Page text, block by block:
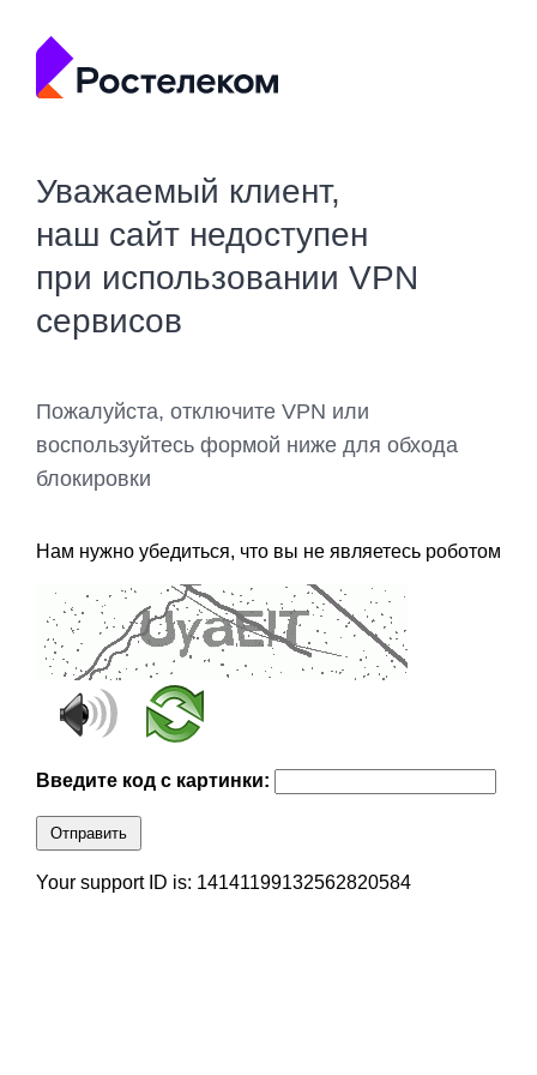
Уважаемый клиент,
наш сайт недоступен
при использовании VPN
сервисов
Пожалуйста, отключите VPN или
воспользуйтесь формой ниже для обхода
блокировки
Нам нужно убедиться, что вы не являетесь роботом
Введите код с картинки:
Отправить
Your support ID is: 14141199132562820584